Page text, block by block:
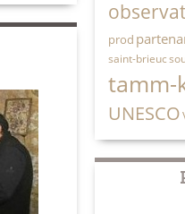
prod
saint-brieuc
tamm-
UNESCO